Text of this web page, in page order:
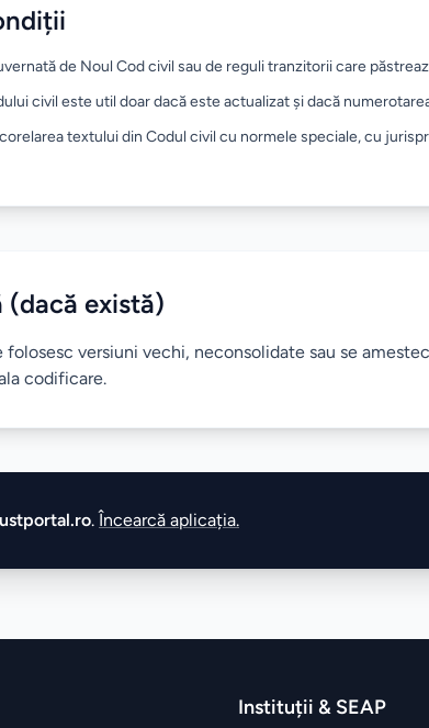
de Noul Cod civil sau de reguli tranzitorii care
civil este util doar dacă este actualizat și dacă
textului din Codul civil cu normele speciale, cu
există)
versiuni vechi, neconsolidate sau se
codificare.
.Încearcă aplicația.
Instituții & SEAP